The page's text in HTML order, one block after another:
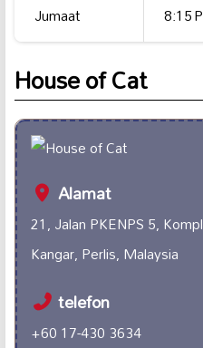
Jumaat
8:15
House of Cat
Alamat
21, Jalan PKENPS 5,
Kangar, Perlis, Malaysia
telefon
+60 17-430 3634